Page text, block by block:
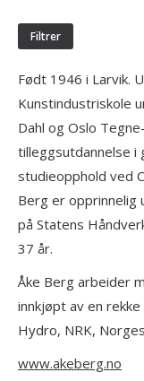
Filtrer
Født 1946 i Larvik.
Kunstindustriskole
Dahl og Oslo
tilleggsutdannelse i
studieopphold ved
Berg er opprinnelig
på Statens
37 år.
Åke Berg arbeider
innkjøpt av en
Hydro, NRK,
www.akeberg.no